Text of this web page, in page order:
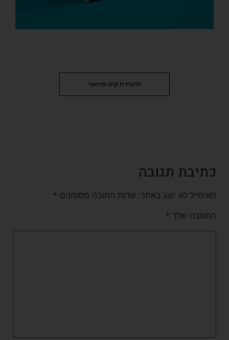
להורדת קיט פרחוני
כתיבת תגובה
האימייל לא יוצג באתר. שדות החובה מסומנים *
התגובה שלך *